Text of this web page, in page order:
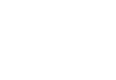
странице